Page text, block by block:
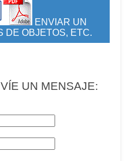
ENVIAR UN
DE OBJETOS, ETC.
UN MENSAJE: